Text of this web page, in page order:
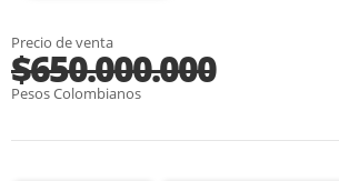
Precio de venta
$650.000.000
Pesos Colombianos